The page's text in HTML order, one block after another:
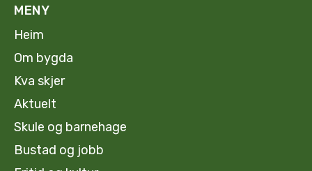
MENY
Heim
Om bygda
Kva skjer
Aktuelt
Skule og barnehage
Bustad og jobb